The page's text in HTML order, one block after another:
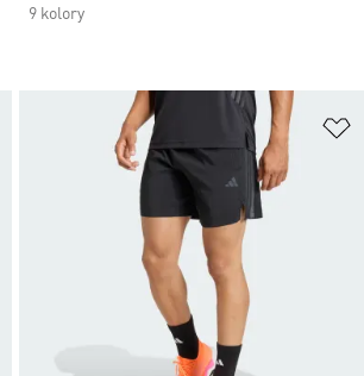
9 kolory
Dodaj do listy życzeń